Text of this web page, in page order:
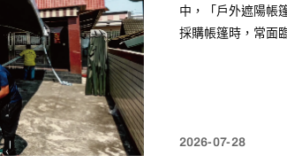
中，「戶外遮陽帳
採購帳篷時，常面
2026-07-28